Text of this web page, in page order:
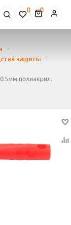
0
-
защиты
-
полиакрил.